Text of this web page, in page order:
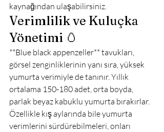
kaynağından ulaşabilirsiniz.
Verimlilik ve Kuluçka
Yönetimi 🥚
**Blue black appenzeller** tavukları,
görsel zenginliklerinin yanı sıra, yüksek
yumurta verimiyle de tanınır. Yıllık
ortalama 150-180 adet, orta boyda,
parlak beyaz kabuklu yumurta bırakırlar.
Özellikle kış aylarında bile yumurta
verimlerini sürdürebilmeleri, onları